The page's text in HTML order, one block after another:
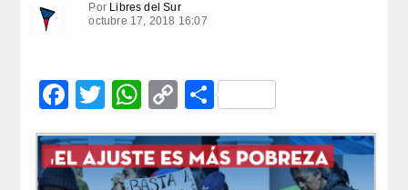
Por Libres del Sur
octubre 17, 2018 16:07
Facebook
Twitter
WhatsApp
CopyCompartir